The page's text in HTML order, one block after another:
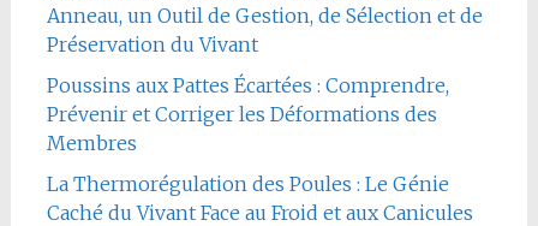
Anneau, un Outil de Gestion, de Sélection et de
Préservation du Vivant
Poussins aux Pattes Écartées : Comprendre,
Prévenir et Corriger les Déformations des
Membres
La Thermorégulation des Poules : Le Génie
Caché du Vivant Face au Froid et aux Canicules